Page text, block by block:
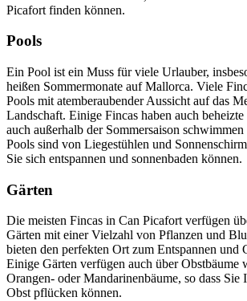
Picafort finden können.
Pools
Ein Pool ist ein Muss für viele Urlauber,
heißen Sommermonate auf Mallorca. Viele
Pools mit atemberaubender Aussicht auf das
Landschaft. Einige Fincas haben auch beheizte
auch außerhalb der Sommersaison
Pools sind von Liegestühlen und
Sie sich entspannen und sonnenbaden können.
Gärten
Die meisten Fincas in Can Picafort verfügen
Gärten mit einer Vielzahl von Pflanzen und
bieten den perfekten Ort zum Entspannen und
Einige Gärten verfügen auch über Obstbäume
Orangen- oder Mandarinenbäume, so dass Sie
Obst pflücken können.